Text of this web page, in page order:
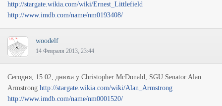
http://stargate.wikia.com/wiki/Ernest_Littlefield
http://www.imdb.com/name/nm0193408/
woodelf
14 Февраля 2013, 23:44
Сегодня, 15.02, днюха у Christopher McDonald, SGU Senator Alan
Armstrong http://stargate.wikia.com/wiki/Alan_Armstrong
http://www.imdb.com/name/nm0001520/